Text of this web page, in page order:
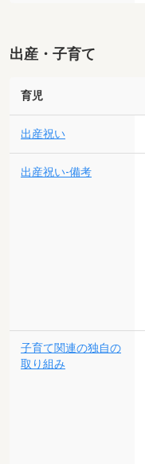
出産・子育て
育児
出産祝い
出産祝い-備考
子育て関連の独自の
取り組み